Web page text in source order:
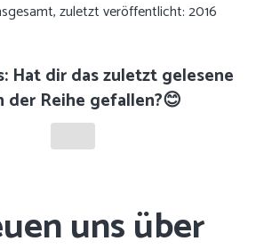
zuletzt veröffentlicht: 2016
Hat dir das zuletzt gelesene
der Reihe gefallen?😊